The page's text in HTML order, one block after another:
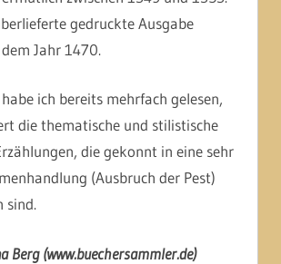
gedruckte Ausgabe
Jahr 1470.
ich bereits mehrfach gelesen,
die thematische und stilistische
die gekonnt in eine sehr
(Ausbruch der Pest)
sind.
Berg (www.buechersammler.de)